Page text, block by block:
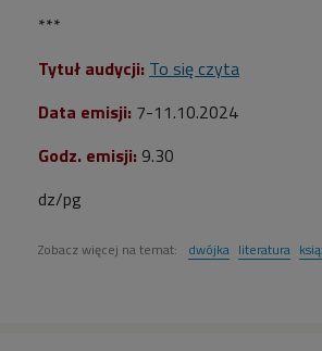
***
Tytuł audycji: To się czyta
Data emisji: 7-11.10.2024
Godz. emisji: 9.30
dz/pg
Zobacz więcej na temat: dwójka literatura